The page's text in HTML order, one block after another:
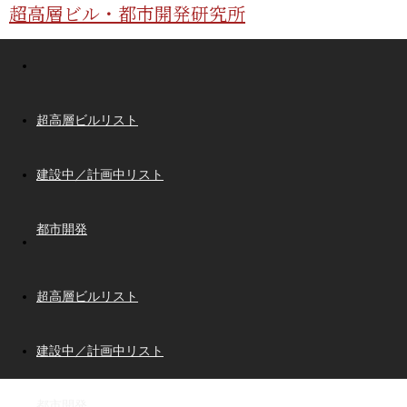
超高層ビル・都市開発研究所
超高層ビルリスト
建設中／計画中リスト
都市開発
超高層ビルリスト
建設中／計画中リスト